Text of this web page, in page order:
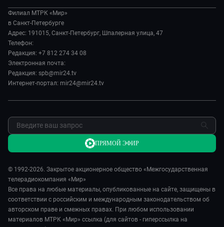
Экономика
Культура
Игра в кино
Исторический детектив
Миллион за 5 минут
МИР. Мнение
Мировое соглашение
Пять причин поехать в...
История
Руководство
Новости компании
Пресса о нас
Карьера
Реклама
Обратная связь
Филиал МТРК «Мир»
в Санкт-Петербурге
Адрес: 191015, Санкт-Петербург, Шпалерная улица, 47
Телефон:
Редакция: +7 812 274 34 08
Электронная почта:
Редакция: spb@mir24.tv
Интернет-портал: mir24@mir24.tv
© 1992-2026. Закрытое акционерное общество «Межгосударственная
телерадиокомпания «Мир»
Все права на любые материалы, опубликованные на сайте, защищены в
соответствии с российским и международным законодательством об
авторском праве и смежных правах. При любом использовании
материалов МТРК «Мир» ссылка (для сайтов - гиперссылка на
ПРЯМОЙ ЭФИР